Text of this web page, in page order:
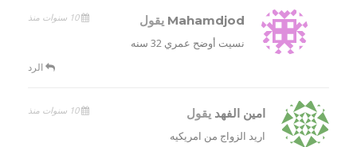
Mahamdjod يقول 10 سنوات منذ
نسيت أوضح عمري 32 سنه
الرد
امين الفهد يقول 10 سنوات منذ
اريد الزواج من امريكيه